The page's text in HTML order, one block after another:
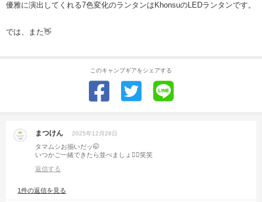
優雅に演出してくれる7色変化のランタンはKhonsuのLEDランタンです。
では、また👋
このキャンプギアをシェアする
まつけん 2025年12月28日
タマムシお揃いだッ🤭
いつかご一緒できたら並べましょ🙋‍♂️笑笑
返信する
1件の返信を見る